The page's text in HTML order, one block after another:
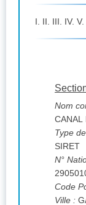
Nom
CANAL
Type
SIRET
N°
Code
Ville :